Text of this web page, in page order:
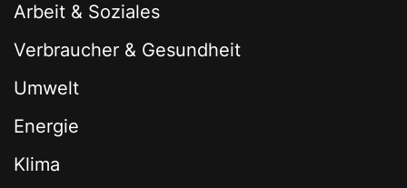
Arbeit & Soziales
Verbraucher & Gesundheit
Umwelt
Energie
Klima